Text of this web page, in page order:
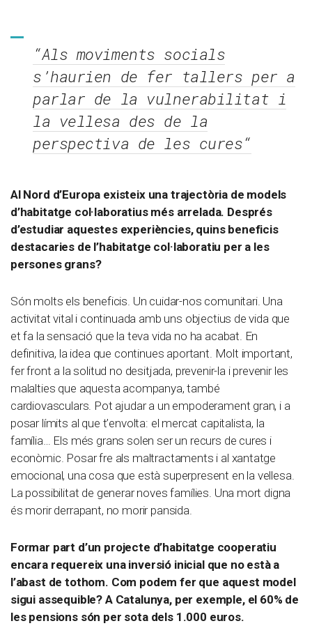
“Als moviments socials
s’haurien de fer tallers per a
parlar de la vulnerabilitat i
la vellesa des de la
perspectiva de les cures“
Al Nord d’Europa existeix una trajectòria de models
d’habitatge col·laboratius més arrelada. Després
d’estudiar aquestes experiències, quins beneficis
destacaries de l’habitatge col·laboratiu per a les
persones grans?
Són molts els beneficis. Un cuidar-nos comunitari. Una
activitat vital i continuada amb uns objectius de vida que
et fa la sensació que la teva vida no ha acabat. En
definitiva, la idea que continues aportant. Molt important,
fer front a la solitud no desitjada, prevenir-la i prevenir les
malalties que aquesta acompanya, també
cardiovasculars. Pot ajudar a un empoderament gran, i a
posar límits al que t’envolta: el mercat capitalista, la
família… Els més grans solen ser un recurs de cures i
econòmic. Posar fre als maltractaments i al xantatge
emocional, una cosa que està superpresent en la vellesa.
La possibilitat de generar noves famílies. Una mort digna
és morir derrapant, no morir pansida.
Formar part d’un projecte d’habitatge cooperatiu
encara requereix una inversió inicial que no està a
l’abast de tothom. Com podem fer que aquest model
sigui assequible? A Catalunya, per exemple, el 60% de
les pensions són per sota dels 1.000 euros.